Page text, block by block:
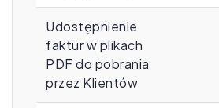
Udostępnienie
faktur w plikach
PDF do pobrania
przez Klientów